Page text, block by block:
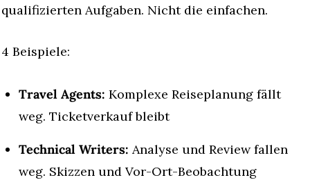
qualifizierten Aufgaben. Nicht die einfachen.
4 Beispiele:
Travel Agents: Komplexe Reiseplanung fällt
weg. Ticketverkauf bleibt
Technical Writers: Analyse und Review fallen
weg. Skizzen und Vor-Ort-Beobachtung